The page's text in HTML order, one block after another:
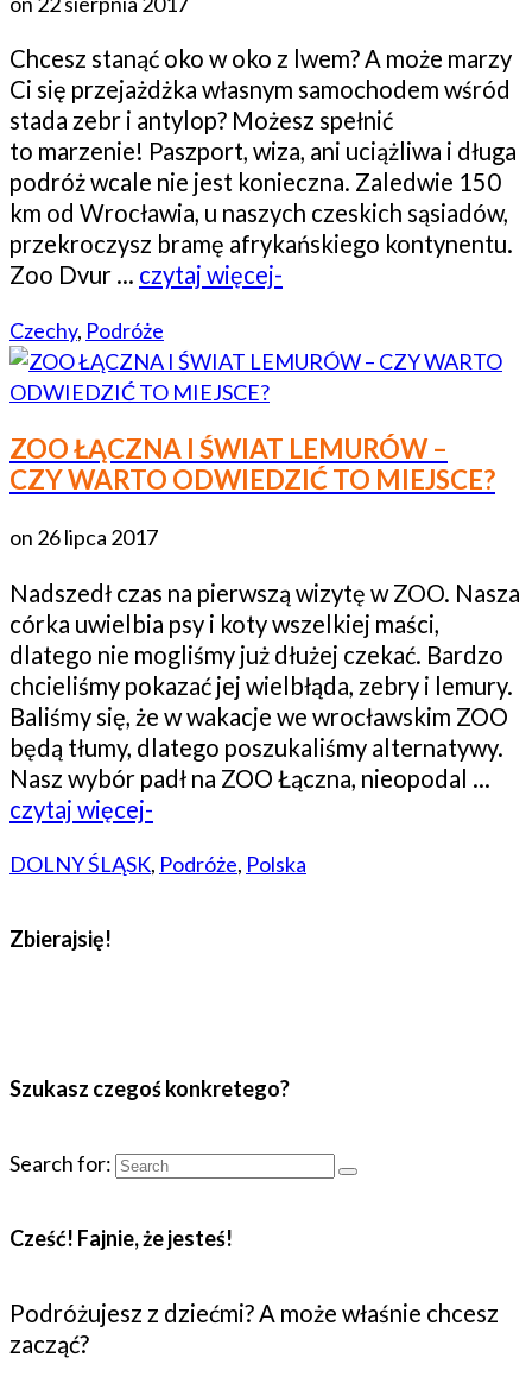
Chcesz stanąć oko w oko z lwem? A może marzy
Ci się przejażdżka własnym samochodem wśród
stada zebr i antylop? Możesz spełnić
to marzenie! Paszport, wiza, ani uciążliwa i długa
podróż wcale nie jest konieczna. Zaledwie 150
km od Wrocławia, u naszych czeskich sąsiadów,
przekroczysz bramę afrykańskiego kontynentu.
Zoo Dvur … czytaj więcej-
Czechy, Podróże
ZOO ŁĄCZNA I ŚWIAT LEMURÓW –
CZY WARTO ODWIEDZIĆ TO MIEJSCE?
on 26 lipca 2017
Nadszedł czas na pierwszą wizytę w ZOO. Nasza
córka uwielbia psy i koty wszelkiej maści,
dlatego nie mogliśmy już dłużej czekać. Bardzo
chcieliśmy pokazać jej wielbłąda, zebry i lemury.
Baliśmy się, że w wakacje we wrocławskim ZOO
będą tłumy, dlatego poszukaliśmy alternatywy.
Nasz wybór padł na ZOO Łączna, nieopodal …
czytaj więcej-
DOLNY ŚLĄSK, Podróże, Polska
Zbierajsię!
Szukasz czegoś konkretego?
Search for:
Cześć! Fajnie, że jesteś!
Podróżujesz z dziećmi? A może właśnie chcesz
zacząć?